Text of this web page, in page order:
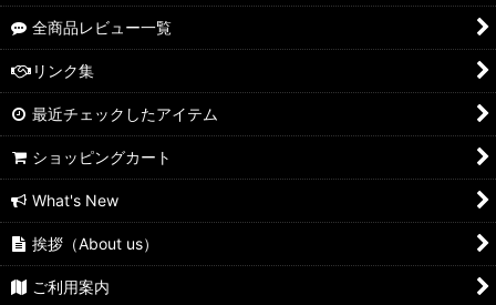
全商品レビュー一覧
リンク集
最近チェックしたアイテム
ショッピングカート
What's New
挨拶（About us）
ご利用案内